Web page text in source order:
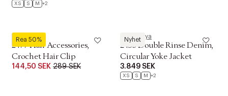
XS S M +2
Rea 50%
Stine Goya
2477 Hair Accessories,
Crochet Hair Clip
144,50 SEK 289 SEK
Nyhet
Stine Goya
2453 Double Rinse Denim,
Circular Yoke Jacket
3.849 SEK
XS S M +2